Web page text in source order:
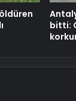
bitti: